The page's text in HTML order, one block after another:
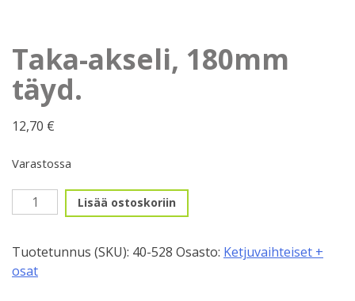
Taka-akseli, 180mm
täyd.
12,70 €
Varastossa
Taka-
akseli,
täyd.
määrä
Lisää ostoskoriin
Tuotetunnus (SKU): 40-528 Osasto: Ketjuvaihteiset +
osat